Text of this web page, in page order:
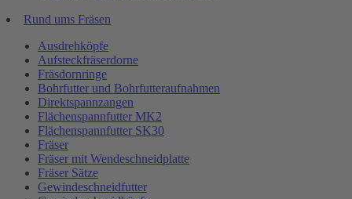
Rund ums Fräsen
Ausdrehköpfe
Aufsteckfräserdorne
Fräsdornringe
Bohrfutter und Bohrfutteraufnahmen
Direktspannzangen
Flächenspannfutter MK2
Flächenspannfutter SK30
Fräser
Fräser mit Wendeschneidplatte
Fräser Sätze
Gewindeschneidfutter